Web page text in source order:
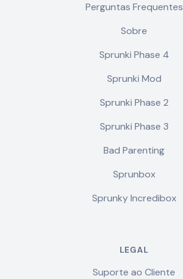
Perguntas Frequentes
Sobre
Sprunki Phase 4
Sprunki Mod
Sprunki Phase 2
Sprunki Phase 3
Bad Parenting
Sprunbox
Sprunky Incredibox
LEGAL
Suporte ao Cliente